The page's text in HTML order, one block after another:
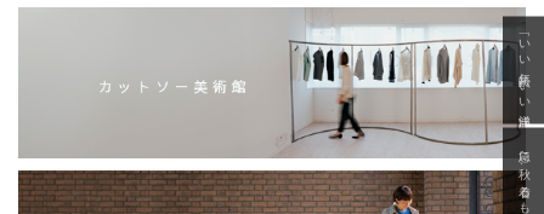
「いい年齢 いい洋服」